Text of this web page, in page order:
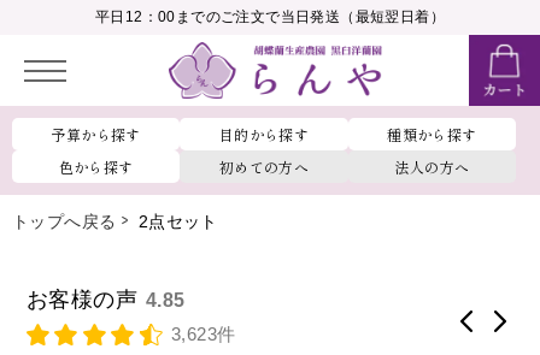
平日12：00までのご注文で当日発送（最短翌日着）
予算から探す 目的から探す
種類から探す
色から探す
初めての方へ 法人の方へ
会員ランク：__MEMBER_RANK_NAME__
トップへ戻る 2点セット
お客様の声 4.85
3,623件